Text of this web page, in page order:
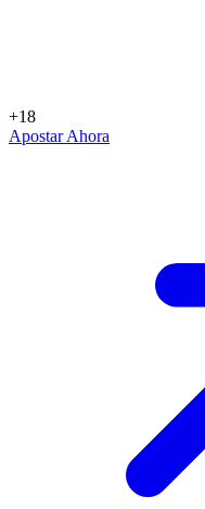
+18
Apostar Ahora